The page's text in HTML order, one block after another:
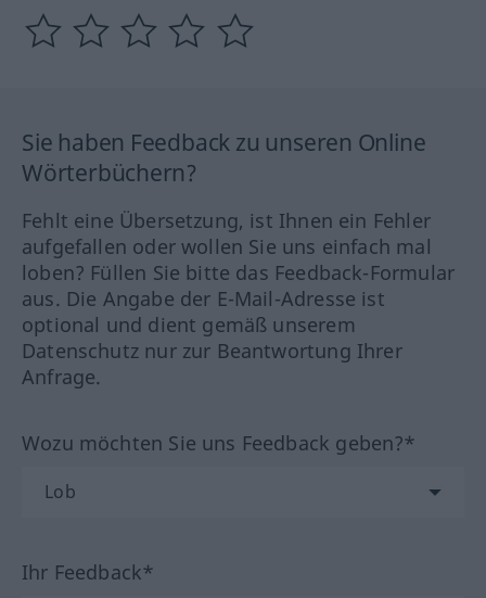
Sie haben Feedback zu unseren Online
Wörterbüchern?
Fehlt eine Übersetzung, ist Ihnen ein Fehler
aufgefallen oder wollen Sie uns einfach mal
loben? Füllen Sie bitte das Feedback-Formular
aus. Die Angabe der E-Mail-Adresse ist
optional und dient gemäß unserem
Datenschutz nur zur Beantwortung Ihrer
Anfrage.
Wozu möchten Sie uns Feedback geben?*
Ihr Feedback*